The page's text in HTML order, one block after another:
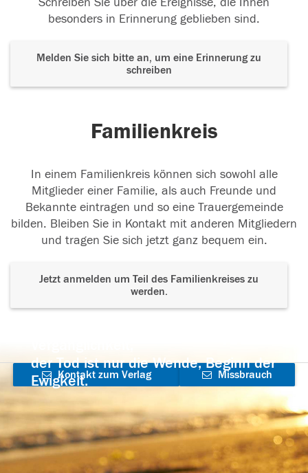
besonders in Erinnerung geblieben sind.
Melden Sie sich bitte an, um eine Erinnerung zu
schreiben
Familienkreis
In einem Familienkreis können sich sowohl alle
Mitglieder einer Familie, als auch Freunde und
Bekannte eintragen und so eine Trauergemeinde
bilden. Bleiben Sie in Kontakt mit anderen Mitgliedern
und tragen Sie sich jetzt ganz bequem ein.
Jetzt anmelden um Teil des Familienkreises zu
werden.
der Tod ist nur die Wende, Beginn der
Ewigkeit.
Kontakt zum Verlag
aufnehmen
Missbrauch